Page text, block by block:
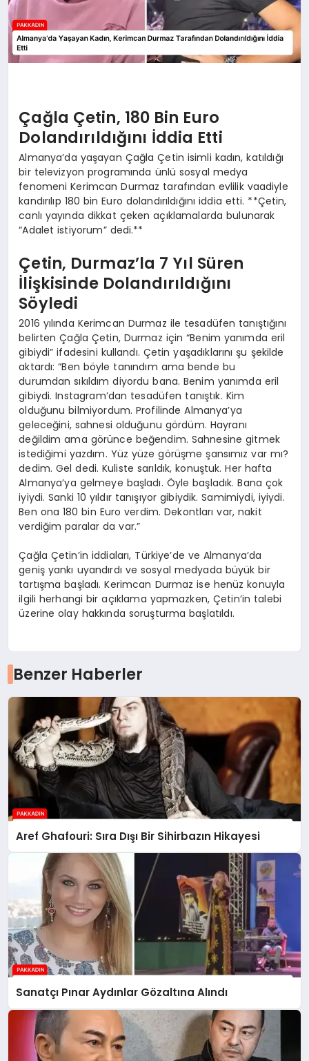
Çağla Çetin, 180 Bin Euro
Dolandırıldığını İddia Etti
Almanya’da yaşayan Çağla Çetin isimli kadın, katıldığı
bir televizyon programında ünlü sosyal medya
fenomeni Kerimcan Durmaz tarafından evlilik vaadiyle
kandırılıp 180 bin Euro dolandırıldığını iddia etti. **Çetin,
canlı yayında dikkat çeken açıklamalarda bulunarak
“Adalet istiyorum” dedi.**
Çetin, Durmaz’la 7 Yıl Süren
İlişkisinde Dolandırıldığını
Söyledi
2016 yılında Kerimcan Durmaz ile tesadüfen tanıştığını
belirten Çağla Çetin, Durmaz için “Benim yanımda eril
gibiydi” ifadesini kullandı. Çetin yaşadıklarını şu şekilde
aktardı: “Ben böyle tanındım ama bende bu
durumdan sıkıldım diyordu bana. Benim yanımda eril
gibiydi. Instagram’dan tesadüfen tanıştık. Kim
olduğunu bilmiyordum. Profilinde Almanya’ya
geleceğini, sahnesi olduğunu gördüm. Hayranı
değildim ama görünce beğendim. Sahnesine gitmek
istediğimi yazdım. Yüz yüze görüşme şansımız var mı?
dedim. Gel dedi. Kuliste sarıldık, konuştuk. Her hafta
Almanya’ya gelmeye başladı. Öyle başladık. Bana çok
iyiydi. Sanki 10 yıldır tanışıyor gibiydik. Samimiydi, iyiydi.
Ben ona 180 bin Euro verdim. Dekontları var, nakit
verdiğim paralar da var.”
Çağla Çetin’in iddiaları, Türkiye’de ve Almanya’da
geniş yankı uyandırdı ve sosyal medyada büyük bir
tartışma başladı. Kerimcan Durmaz ise henüz konuyla
ilgili herhangi bir açıklama yapmazken, Çetin’in talebi
üzerine olay hakkında soruşturma başlatıldı.
Benzer Haberler
Aref Ghafouri: Sıra Dışı Bir Sihirbazın Hikayesi
Sanatçı Pınar Aydınlar Gözaltına Alındı